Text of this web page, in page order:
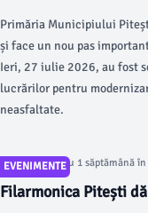
Primăria Municipiului
și face un nou pas
Ieri, 27 iulie 2026, au fost
lucrărilor pentru
neasfaltate.
EVENIMENTE
Articol postat cu 1 săptămână
Filarmonica Pitești